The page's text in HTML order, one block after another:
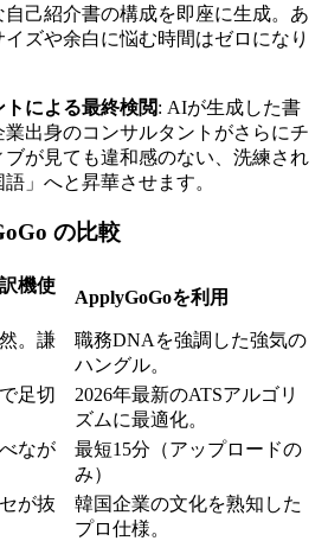
己紹介書の構成を即座に生成。あ
ズや余白に悩む時間はゼロになり
による最終検閲: AIが生成した書
出身のコンサルタントがさらにチ
ブが見ても違和感のない、洗練され
」へと昇華させます。
の比較
機使
ApplyGoGoを利用
。謙
職務DNAを強調した強気の
ハングル。
足切
2026年最新のATSアルゴリ
ズムに最適化。
なが
最短15分（アップロードの
み）
が抜
韓国企業の文化を熟知した
プロ仕様。